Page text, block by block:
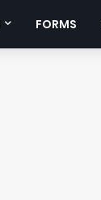
FORMS